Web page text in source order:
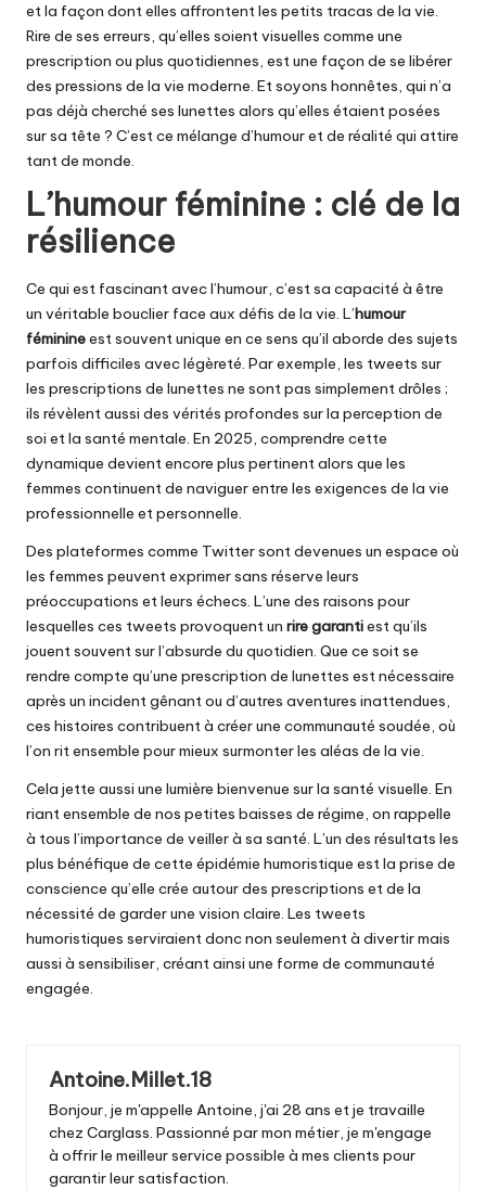
et la façon dont elles affrontent les petits tracas de la vie.
Rire de ses erreurs, qu’elles soient visuelles comme une
prescription ou plus quotidiennes, est une façon de se libérer
des pressions de la vie moderne. Et soyons honnêtes, qui n’a
pas déjà cherché ses lunettes alors qu’elles étaient posées
sur sa tête ? C’est ce mélange d’humour et de réalité qui attire
tant de monde.
L’humour féminine : clé de la
résilience
Ce qui est fascinant avec l’humour, c’est sa capacité à être
un véritable bouclier face aux défis de la vie. L’humour
féminineest souvent unique en ce sens qu’il aborde des sujets
parfois difficiles avec légèreté. Par exemple, les tweets sur
les prescriptions de lunettes ne sont pas simplement drôles ;
ils révèlent aussi des vérités profondes sur la perception de
soi et la santé mentale. En 2025, comprendre cette
dynamique devient encore plus pertinent alors que les
femmes continuent de naviguer entre les exigences de la vie
professionnelle et personnelle.
Des plateformes comme Twitter sont devenues un espace où
les femmes peuvent exprimer sans réserve leurs
préoccupations et leurs échecs. L’une des raisons pour
lesquelles ces tweets provoquent un rire garantiest qu’ils
jouent souvent sur l’absurde du quotidien. Que ce soit se
rendre compte qu’une prescription de lunettes est nécessaire
après un incident gênant ou d’autres aventures inattendues,
ces histoires contribuent à créer une communauté soudée, où
l’on rit ensemble pour mieux surmonter les aléas de la vie.
Cela jette aussi une lumière bienvenue sur la santé visuelle. En
riant ensemble de nos petites baisses de régime, on rappelle
à tous l’importance de veiller à sa santé. L’un des résultats les
plus bénéfique de cette épidémie humoristique est la prise de
conscience qu’elle crée autour des prescriptions et de la
nécessité de garder une vision claire. Les tweets
humoristiques serviraient donc non seulement à divertir mais
aussi à sensibiliser, créant ainsi une forme de communauté
engagée.
Antoine.Millet.18
Bonjour, je m'appelle Antoine, j'ai 28 ans et je travaille
chez Carglass. Passionné par mon métier, je m'engage
à offrir le meilleur service possible à mes clients pour
garantir leur satisfaction.